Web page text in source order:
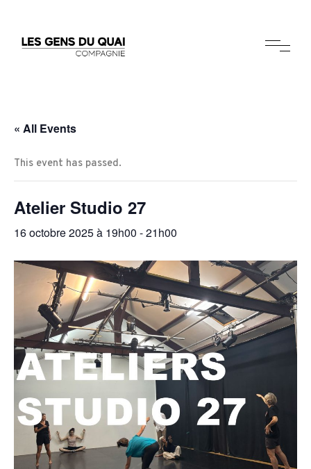
« All Events
This event has passed.
Atelier Studio 27
16 octobre 2025 à 19h00 -21h00